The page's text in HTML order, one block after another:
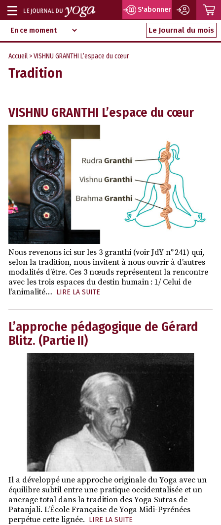
Aller
au
contenu
d‘information
indépendant
Afficher
ou
masquer
la
navigation
S'abonner
Le Journal du mois
Accueil > VISHNU GRANTHI L’espace du cœur
Tradition
VISHNU GRANTHI L’espace du cœur
Nous revenons ici sur les 3 granthi (voir JdY n° 241) qui,
selon la tradition, nous invitent à nous ouvrir à d’autres
modalités d’être. Ces 3 nœuds représentent la rencontre
avec les trois espaces du destin humain : 1/ Celui de
l’animalité… LIRE LA SUITE
L’approche pédagogique de Gérard
Blitz. (Partie II)
Il a développé une approche originale du Yoga avec un
équilibre subtil entre une pratique occidentalisée et un
ancrage total dans la tradition des Yoga Sutras de
Patanjali. L’École Française de Yoga Midi-Pyrénées
perpétue cette lignée. LIRE LA SUITE